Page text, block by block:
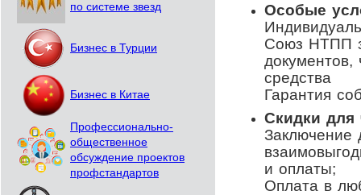
по системе звезд
Бизнес в Турции
Бизнес в Китае
Профессионально-
общественное
обсуждение проектов
профстандартов
Особые
Союз НТПП
документов,
средства
Гарантия
Скидки для
Заключение
и оплаты;
Оплата в